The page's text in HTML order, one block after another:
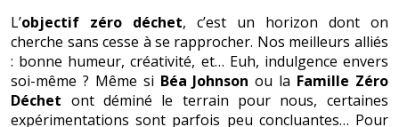
L’objectif zéro déchet, c’est un horizon dont on
cherche sans cesse à se rapprocher. Nos meilleurs alliés
: bonne humeur, créativité, et… Euh, indulgence envers
soi-même ? Même si Béa Johnson ou la Famille Zéro
Déchet ont déminé le terrain pour nous, certaines
expérimentations sont parfois peu concluantes… Pour